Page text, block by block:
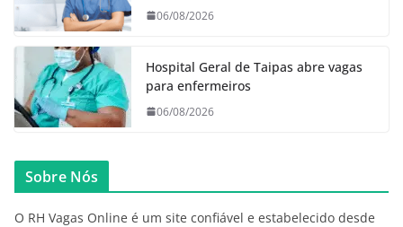
06/08/2026
Hospital Geral de Taipas abre vagas
para enfermeiros
06/08/2026
Sobre Nós
O RH Vagas Online é um site confiável e estabelecido desde